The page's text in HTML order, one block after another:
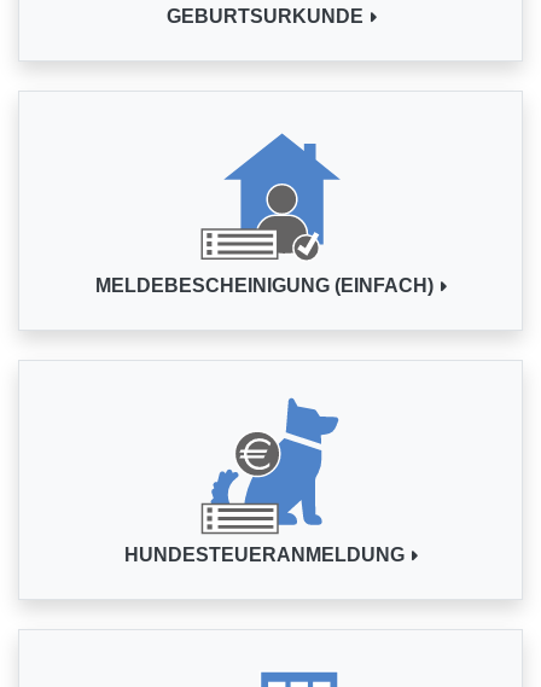
GEBURTSURKUNDE
MELDEBESCHEINIGUNG (EINFACH)
HUNDESTEUERANMELDUNG